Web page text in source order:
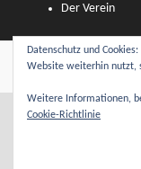
Der Verein
Datenschutz und
Website weiterhin nutzt,
Weitere Informationen,
Cookie-Richtlinie